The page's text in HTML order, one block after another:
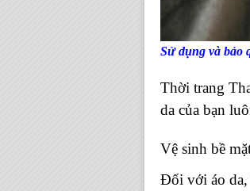
Sử dụng và bảo
Thời trang
da của bạn
Vệ sinh bề
Đối với áo da,